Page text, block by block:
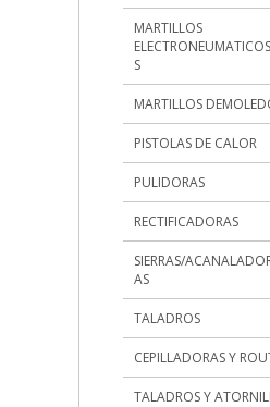
MARTILLOS
S
MARTILLOS
PISTOLAS DE CALOR
PULIDORAS
RECTIFICADORAS
SIERRAS/
AS
TALADROS
CEPILLADORAS Y
TALADROS Y